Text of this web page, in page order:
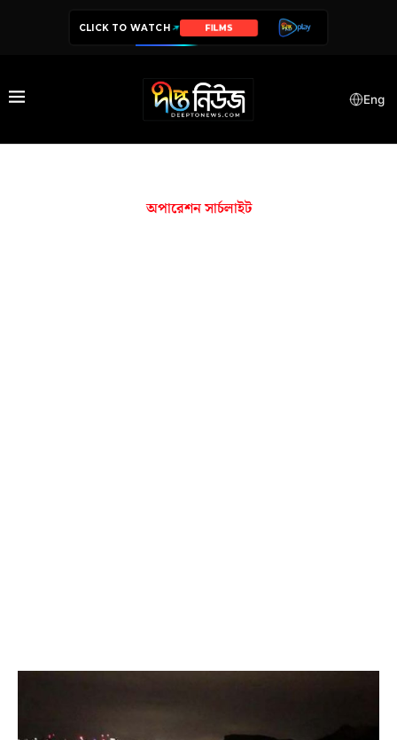
CLICK TO WATCH FILMS
Eng
অপারেশন সার্চলাইট